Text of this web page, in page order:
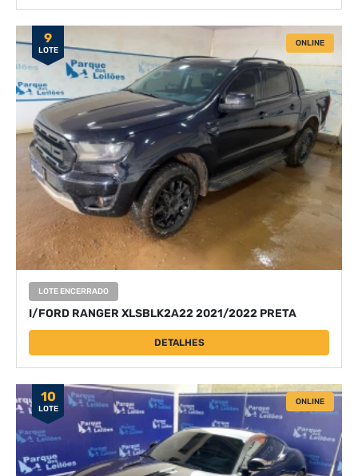
9
LOTE
ONLINE
LOTE ENCERRADO
I/FORD RANGER XLSBLK2A22 2021/2022 PRETA
DETALHES
10
LOTE
ONLINE